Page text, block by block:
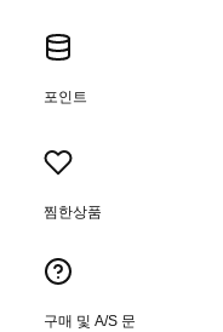
포인트
찜한상품
구매 및 A/S 문